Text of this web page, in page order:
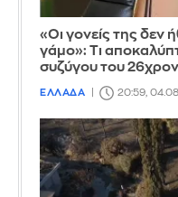
«Οι γονείς της δεν
γάμο»: Τι
συζύγου του
ΕΛΛΑΔΑ 20:59,